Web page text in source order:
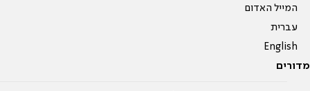
המייל האדום
עברית
English
מדורים